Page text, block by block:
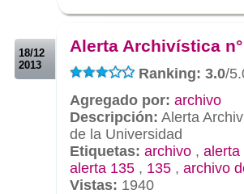
18/12
2013
Alerta Archivística
Ranking: 3.0/
Agregado por: archivo
Descripción: Alerta
de la Universidad
Etiquetas: archivo , alerta
alerta 135 , 135 , archivo
Vistas: 1940